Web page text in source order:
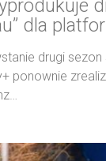
dla
drugi sezon
ponownie